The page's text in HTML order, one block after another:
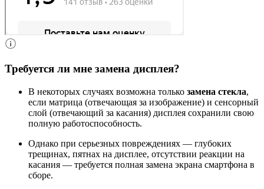
Требуется ли мне замена дисплея?
В некоторых случаях возможна только замена стекла,
если матрица (отвечающая за изображение) и сенсорный
слой (отвечающий за касания) дисплея сохранили свою
полную работоспособность.
Однако при серьезных повреждениях — глубоких
трещинах, пятнах на дисплее, отсутствии реакции на
касания — требуется полная замена экрана смартфона в
сборе.